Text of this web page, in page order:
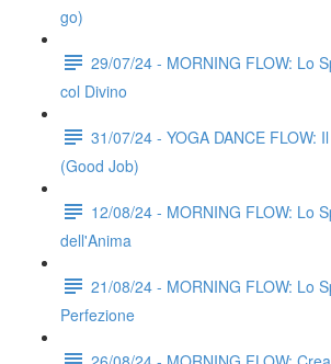
go)
29/07/24 - MORNING FLOW: Lo
col Divino
31/07/24 - YOGA DANCE FLOW:
(Good Job)
12/08/24 - MORNING FLOW: Lo
dell'Anima
21/08/24 - MORNING FLOW: Lo
Perfezione